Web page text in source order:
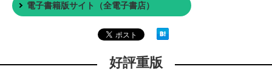
電子書籍版サイト（全電子書店）
好評重版